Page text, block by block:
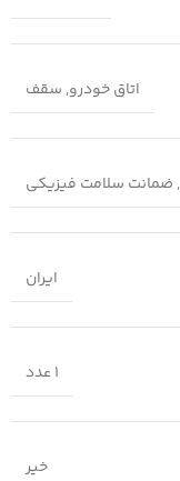
اتاق خودرو, سقف
, ضمانت سلامت فیزیکی
ایران
1 عدد
خیر